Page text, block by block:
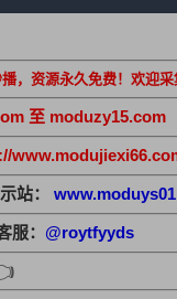
，资源永久免费！欢迎
至 moduzy15.com
站：
服： @roytfyyds